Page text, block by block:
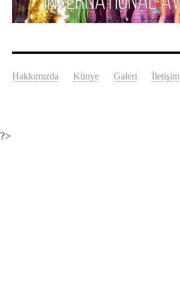
Hakkımızda Künye Galeri İletişim
?>